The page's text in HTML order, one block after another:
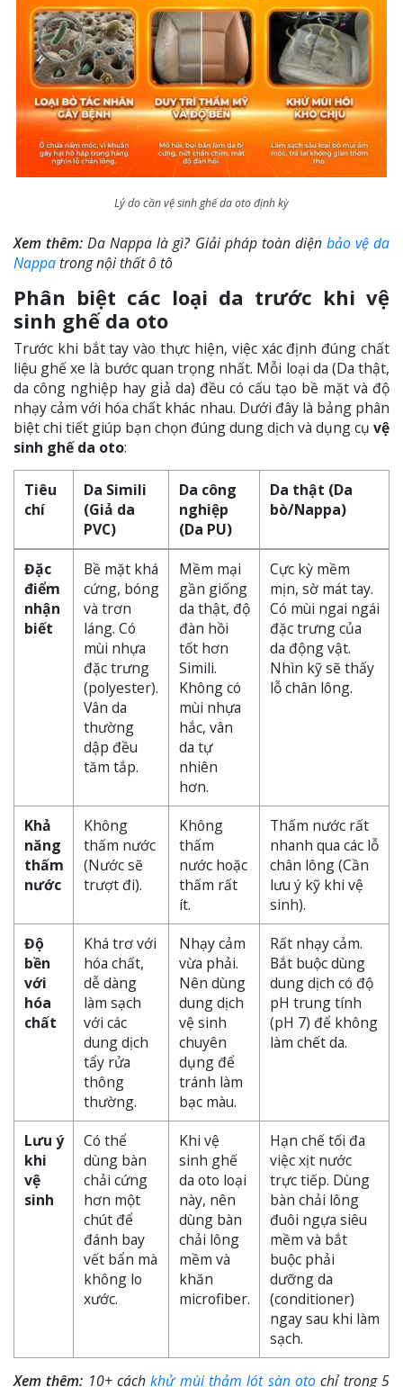
Lý do cần vệ sinh ghế da oto định kỳ
Xem thêm: Da Nappa là gì? Giải pháp toàn diện bảo vệ da
Nappatrong nội thất ô tô
Phân biệt các loại da trước khi vệ
sinh ghế da oto
Trước khi bắt tay vào thực hiện, việc xác định đúng chất
liệu ghế xe là bước quan trọng nhất. Mỗi loại da (Da thật,
da công nghiệp hay giả da) đều có cấu tạo bề mặt và độ
nhạy cảm với hóa chất khác nhau. Dưới đây là bảng phân
biệt chi tiết giúp bạn chọn đúng dung dịch và dụng cụ vệ
sinh ghế da oto:
Tiêu
chí
Da Simili
(Giả da
PVC)
Da công
nghiệp
(Da PU)
Da thật (Da
bò/Nappa)
Đặc
điểm
nhận
biết
Bề mặt khá
cứng, bóng
và trơn
láng. Có
mùi nhựa
đặc trưng
(polyester).
Vân da
thường
dập đều
tăm tắp.
Mềm mại
gần giống
da thật, độ
đàn hồi
tốt hơn
Simili.
Không có
mùi nhựa
hắc, vân
da tự
nhiên
hơn.
Cực kỳ mềm
mịn, sờ mát tay.
Có mùi ngai ngái
đặc trưng của
da động vật.
Nhìn kỹ sẽ thấy
lỗ chân lông.
Khả
năng
thấm
nước
Không
thấm nước
(Nước sẽ
trượt đi).
Không
thấm
nước hoặc
thấm rất
ít.
Thấm nước rất
nhanh qua các lỗ
chân lông (Cần
lưu ý kỹ khi vệ
sinh).
Độ
bền
với
hóa
chất
Khá trơ với
hóa chất,
dễ dàng
làm sạch
với các
dung dịch
tẩy rửa
thông
thường.
Nhạy cảm
vừa phải.
Nên dùng
dung dịch
vệ sinh
chuyên
dụng để
tránh làm
bạc màu.
Rất nhạy cảm.
Bắt buộc dùng
dung dịch có độ
pH trung tính
(pH 7) để không
làm chết da.
Lưu ý
khi
vệ
sinh
Có thể
dùng bàn
chải cứng
hơn một
chút để
đánh bay
vết bẩn mà
không lo
xước.
Khi vệ
sinh ghế
da oto loại
này, nên
dùng bàn
chải lông
mềm và
khăn
microfiber.
Hạn chế tối đa
việc xịt nước
trực tiếp. Dùng
bàn chải lông
đuôi ngựa siêu
mềm và bắt
buộc phải
dưỡng da
(conditioner)
ngay sau khi làm
sạch.
Xem thêm: 10+ cáchkhử mùi thảm lót sàn oto chỉ trong 5